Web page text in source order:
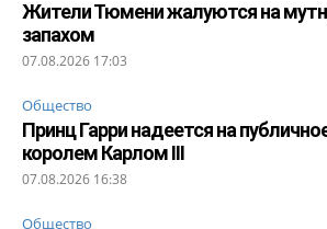
Жители Тюмени жалуются на
запахом
07.08.2026 17:03
Общество
Принц Гарри надеется на
королем Карлом III
07.08.2026 16:38
Общество